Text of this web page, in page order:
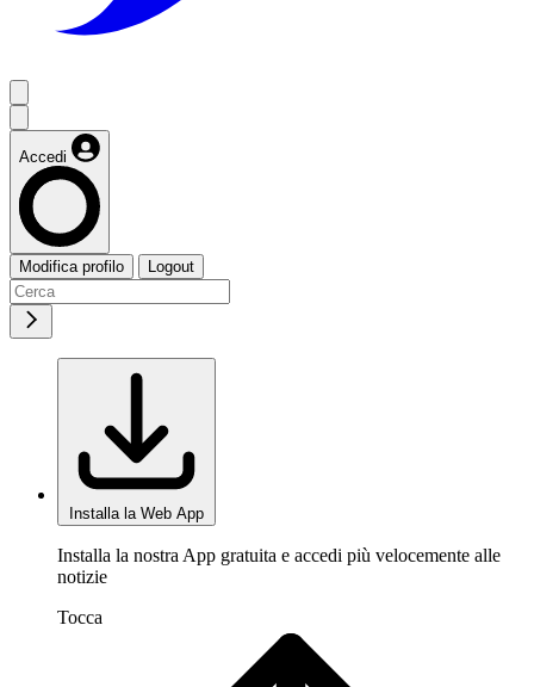
Accedi
Modifica profilo Logout
Installa la Web App
Installa la nostra App gratuita e accedi più velocemente alle
notizie
Tocca